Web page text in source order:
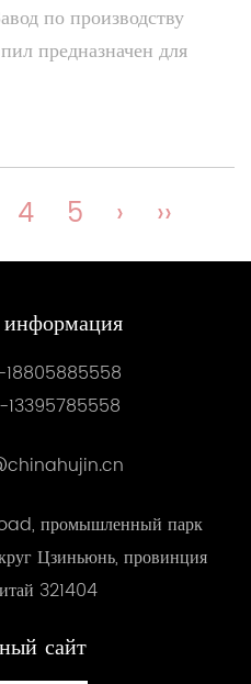
по производству
предназначен для
4 5 › ››
информация
промышленный парк
Цзиньюнь, провинция
321404
сайт